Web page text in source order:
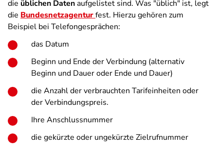
die üblichen Datenaufgelistet sind. Was "üblich" ist, legt
die Bundesnetzagenturfest. Hierzu gehören zum
Beispiel bei Telefongesprächen:
das Datum
Beginn und Ende der Verbindung (alternativ
Beginn und Dauer oder Ende und Dauer)
die Anzahl der verbrauchten Tarifeinheiten oder
der Verbindungspreis.
Ihre Anschlussnummer
die gekürzte oder ungekürzte Zielrufnummer